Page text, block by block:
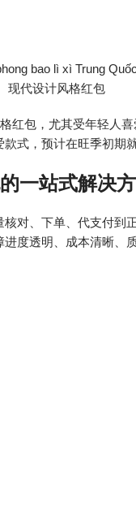
现代设计风格红包
红包，尤其受年轻人
式，预计在旺季初期就
一站式解决
对、下单、代支付到
度透明、成本清晰、